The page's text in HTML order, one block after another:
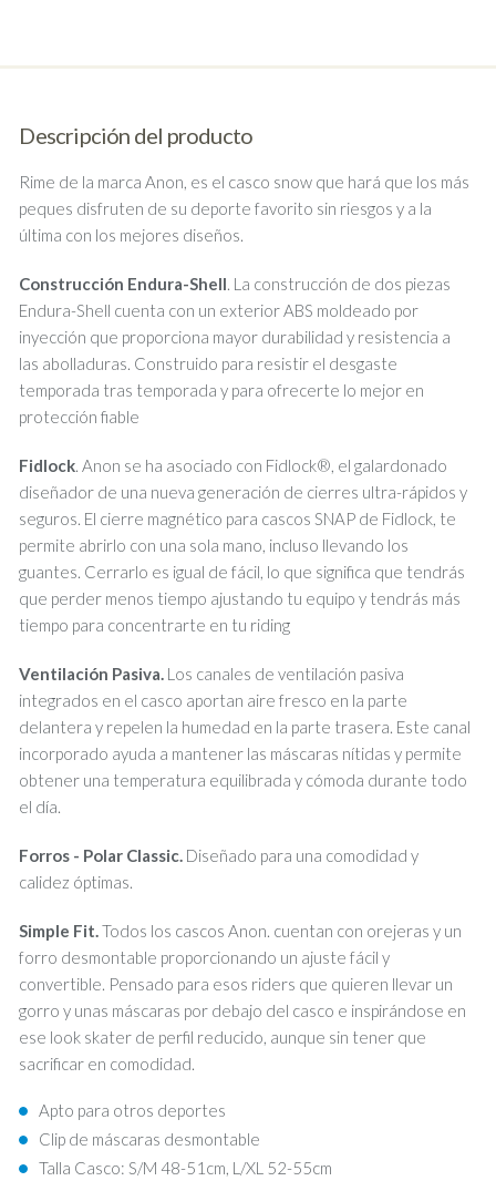
Descripción del producto
Rime de la marca Anon, es el casco snow que hará que los más
peques disfruten de su deporte favorito sin riesgos y a la
última con los mejores diseños.
Construcción Endura-Shell. La construcción de dos piezas
Endura-Shell cuenta con un exterior ABS moldeado por
inyección que proporciona mayor durabilidad y resistencia a
las abolladuras. Construido para resistir el desgaste
temporada tras temporada y para ofrecerte lo mejor en
protección fiable
Fidlock. Anon se ha asociado con Fidlock®, el galardonado
diseñador de una nueva generación de cierres ultra-rápidos y
seguros. El cierre magnético para cascos SNAP de Fidlock, te
permite abrirlo con una sola mano, incluso llevando los
guantes. Cerrarlo es igual de fácil, lo que significa que tendrás
que perder menos tiempo ajustando tu equipo y tendrás más
tiempo para concentrarte en tu riding
Ventilación Pasiva. Los canales de ventilación pasiva
integrados en el casco aportan aire fresco en la parte
delantera y repelen la humedad en la parte trasera. Este canal
incorporado ayuda a mantener las máscaras nítidas y permite
obtener una temperatura equilibrada y cómoda durante todo
el día.
Forros - Polar Classic. Diseñado para una comodidad y
calidez óptimas.
Simple Fit.Todos los cascos Anon. cuentan con orejeras y un
forro desmontable proporcionando un ajuste fácil y
convertible. Pensado para esos riders que quieren llevar un
gorro y unas máscaras por debajo del casco e inspirándose en
ese look skater de perfil reducido, aunque sin tener que
sacrificar en comodidad.
Apto para otros deportes
Clip de máscaras desmontable
Talla Casco: S/M 48-51cm, L/XL 52-55cm